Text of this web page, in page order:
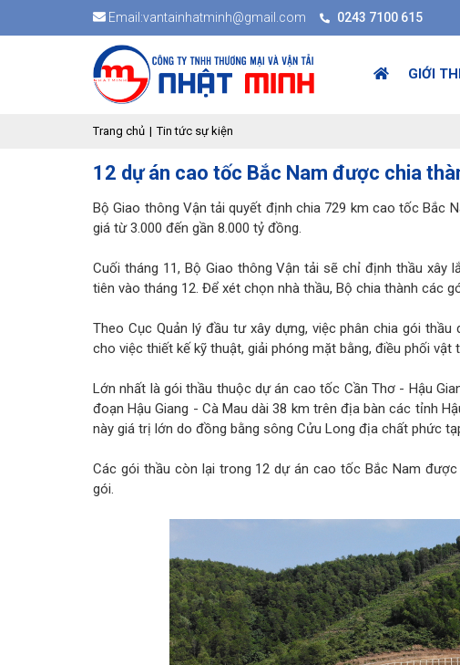
Email:vantainhatminh@gmail.com 0243 7100 615
GIỚI
Trang chủ Tin tức sự kiện
12 dự án cao tốc Bắc Nam được chia
Bộ Giao thông Vận tải quyết định chia 729 km cao tốc Bắc
giá từ 3.000 đến gần 8.000 tỷ đồng.
Cuối tháng 11, Bộ Giao thông Vận tải sẽ chỉ định thầu
tiên vào tháng 12. Để xét chọn nhà thầu, Bộ chia thành các
Theo Cục Quản lý đầu tư xây dựng, việc phân chia gói
cho việc thiết kế kỹ thuật, giải phóng mặt bằng, điều phối vật
Lớn nhất là gói thầu thuộc dự án cao tốc Cần Thơ - Hậu
đoạn Hậu Giang - Cà Mau dài 38 km trên địa bàn các tỉnh
này giá trị lớn do đồng bằng sông Cửu Long địa chất phức
Các gói thầu còn lại trong 12 dự án cao tốc Bắc Nam
gói.